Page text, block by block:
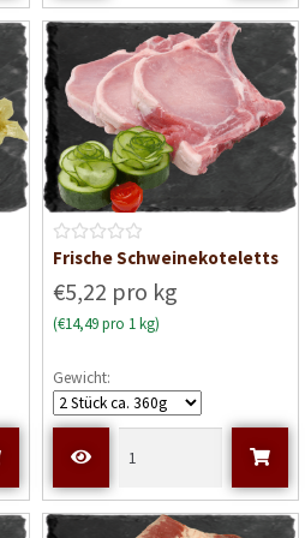
t
0
v
o
B
w
e
t
e
t
t
0
Frische Schweinekoteletts
€5,22 pro kg
(€14,49 pro 1 kg)
Gewicht: